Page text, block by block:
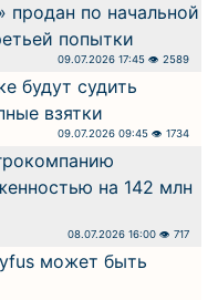
продан по начальной
попытки
09.07.2026 17:45 👁 2589
будут судить
взятки
09.07.2026 09:45 👁 1734
на 142 млн
08.07.2026 16:00 👁 717
может быть